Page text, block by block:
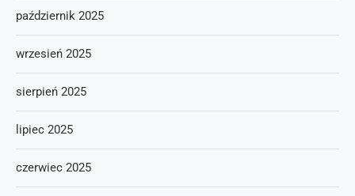
październik 2025
wrzesień 2025
sierpień 2025
lipiec 2025
czerwiec 2025